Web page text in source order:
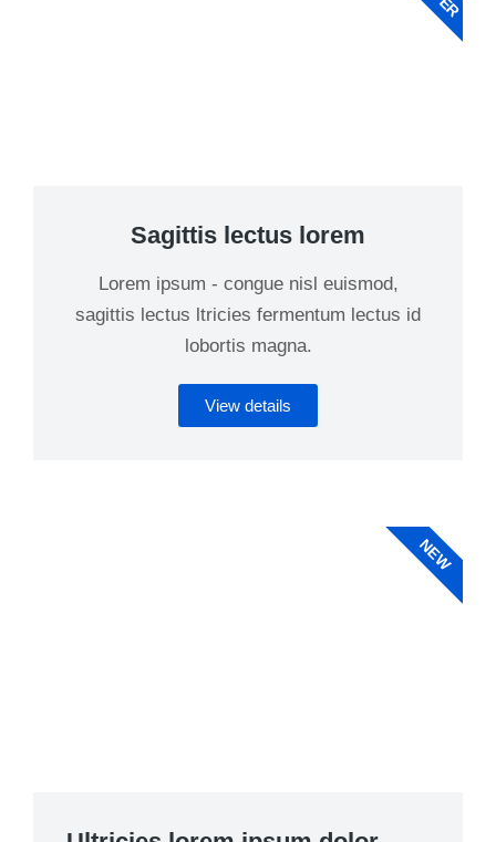
Sagittis lectus lorem
Lorem ipsum - congue nisl euismod,
sagittis lectus ltricies fermentum lectus id
lobortis magna.
View details
NEW